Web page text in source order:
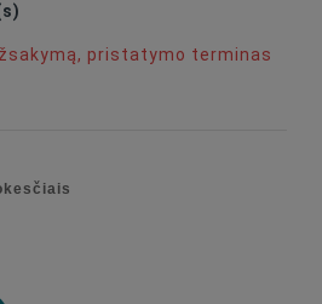
pristatymo terminas